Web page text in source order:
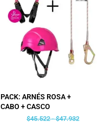
PACK: ARNÉS ROSA +
CABO + CASCO
$45.522 - $47.932